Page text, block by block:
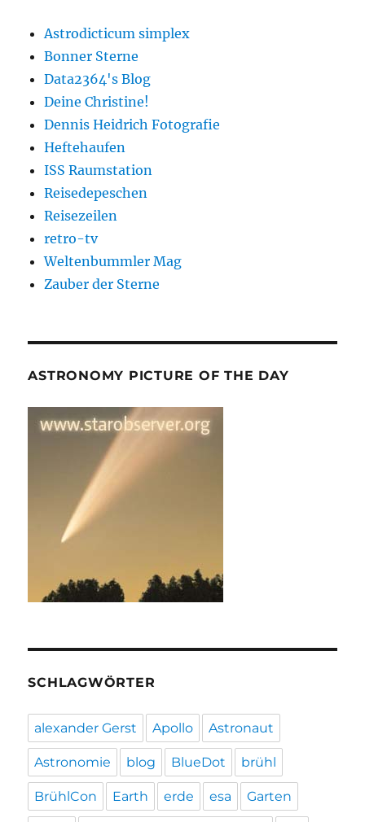
Astrodicticum simplex
Bonner Sterne
Data2364's Blog
Deine Christine!
Dennis Heidrich Fotografie
Heftehaufen
ISS Raumstation
Reisedepeschen
Reisezeilen
retro-tv
Weltenbummler Mag
Zauber der Sterne
ASTRONOMY PICTURE OF THE DAY
SCHLAGWÖRTER
alexander Gerst Apollo Astronaut
Astronomie blog BlueDot brühl
BrühlCon Earth erde esa Garten